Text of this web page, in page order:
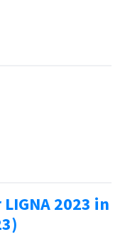
2023 in